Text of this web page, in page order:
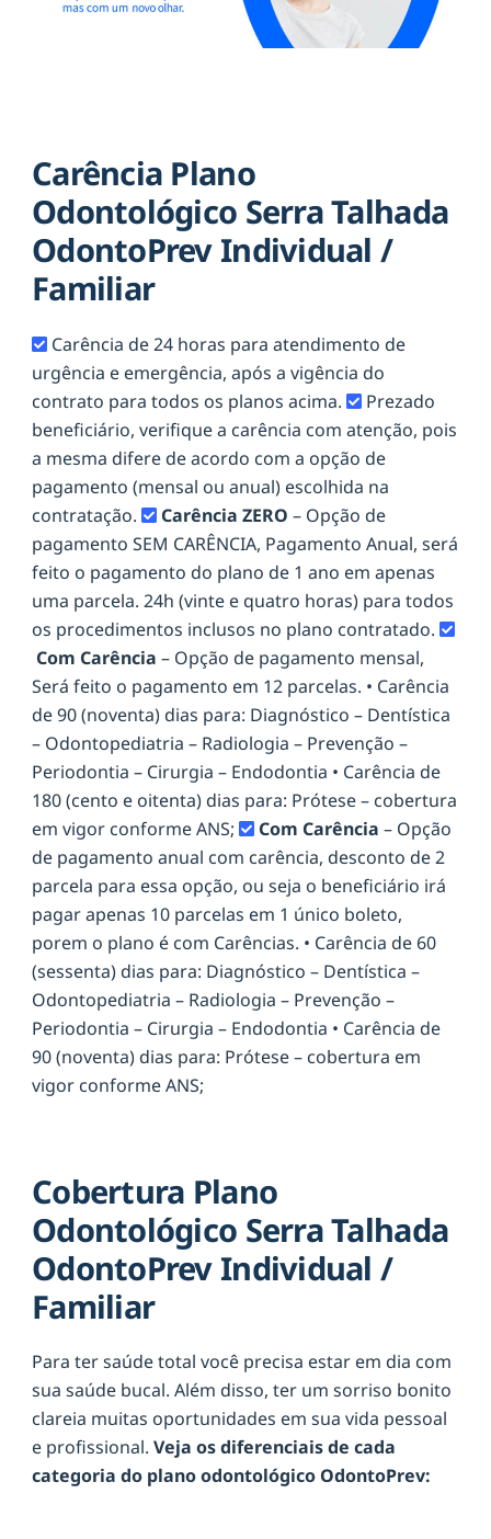
Carência Plano
Odontológico Serra Talhada
OdontoPrev Individual /
Familiar
Carência de 24 horas para atendimento de
urgência e emergência, após a vigência do
contrato para todos os planos acima.
Prezado
beneficiário, verifique a carência com atenção, pois
a mesma difere de acordo com a opção de
pagamento (mensal ou anual) escolhida na
contratação.
Carência ZERO – Opção de
pagamento SEM CARÊNCIA, Pagamento Anual, será
feito o pagamento do plano de 1 ano em apenas
uma parcela. 24h (vinte e quatro horas) para todos
os procedimentos inclusos no plano contratado.
Com Carência – Opção de pagamento mensal,
Será feito o pagamento em 12 parcelas. • Carência
de 90 (noventa) dias para: Diagnóstico – Dentística
– Odontopediatria – Radiologia – Prevenção –
Periodontia – Cirurgia – Endodontia • Carência de
180 (cento e oitenta) dias para: Prótese – cobertura
em vigor conforme ANS;
Com Carência – Opção
de pagamento anual com carência, desconto de 2
parcela para essa opção, ou seja o beneficiário irá
pagar apenas 10 parcelas em 1 único boleto,
porem o plano é com Carências. • Carência de 60
(sessenta) dias para: Diagnóstico – Dentística –
Odontopediatria – Radiologia – Prevenção –
Periodontia – Cirurgia – Endodontia • Carência de
90 (noventa) dias para: Prótese – cobertura em
vigor conforme ANS;
Cobertura Plano
Odontológico Serra Talhada
OdontoPrev Individual /
Familiar
Para ter saúde total você precisa estar em dia com
sua saúde bucal. Além disso, ter um sorriso bonito
clareia muitas oportunidades em sua vida pessoal
e profissional. Veja os diferenciais de cada
categoria do plano odontológico OdontoPrev: